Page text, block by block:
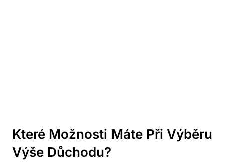
Které Možnosti Máte Při Výběru
Výše Důchodu?